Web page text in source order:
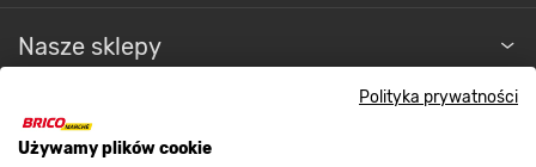
Polityka prywatności
Używamy plików cookie
Nasze sklepy
O nas